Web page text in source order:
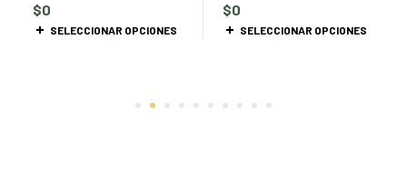
$0
SELECCIONAR OPCIONES
$0
SELECCIONAR OPCIONES